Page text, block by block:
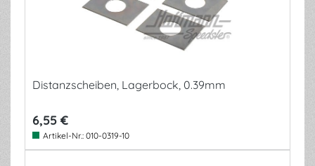
Distanzscheiben, Lagerbock, 0.39mm
6,55 €
Artikel-Nr.: 010-0319-10